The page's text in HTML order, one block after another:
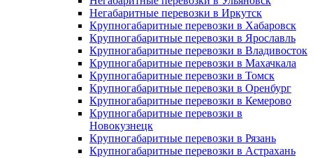
Негабаритные перевозки в Иркутск
Крупногабаритные перевозки в Хабаровск
Крупногабаритные перевозки в Ярославль
Крупногабаритные перевозки в Владивосток
Крупногабаритные перевозки в Махачкала
Крупногабаритные перевозки в Томск
Крупногабаритные перевозки в Оренбург
Крупногабаритные перевозки в Кемерово
Крупногабаритные перевозки в
Новокузнецк
Крупногабаритные перевозки в Рязань
Крупногабаритные перевозки в Астрахань